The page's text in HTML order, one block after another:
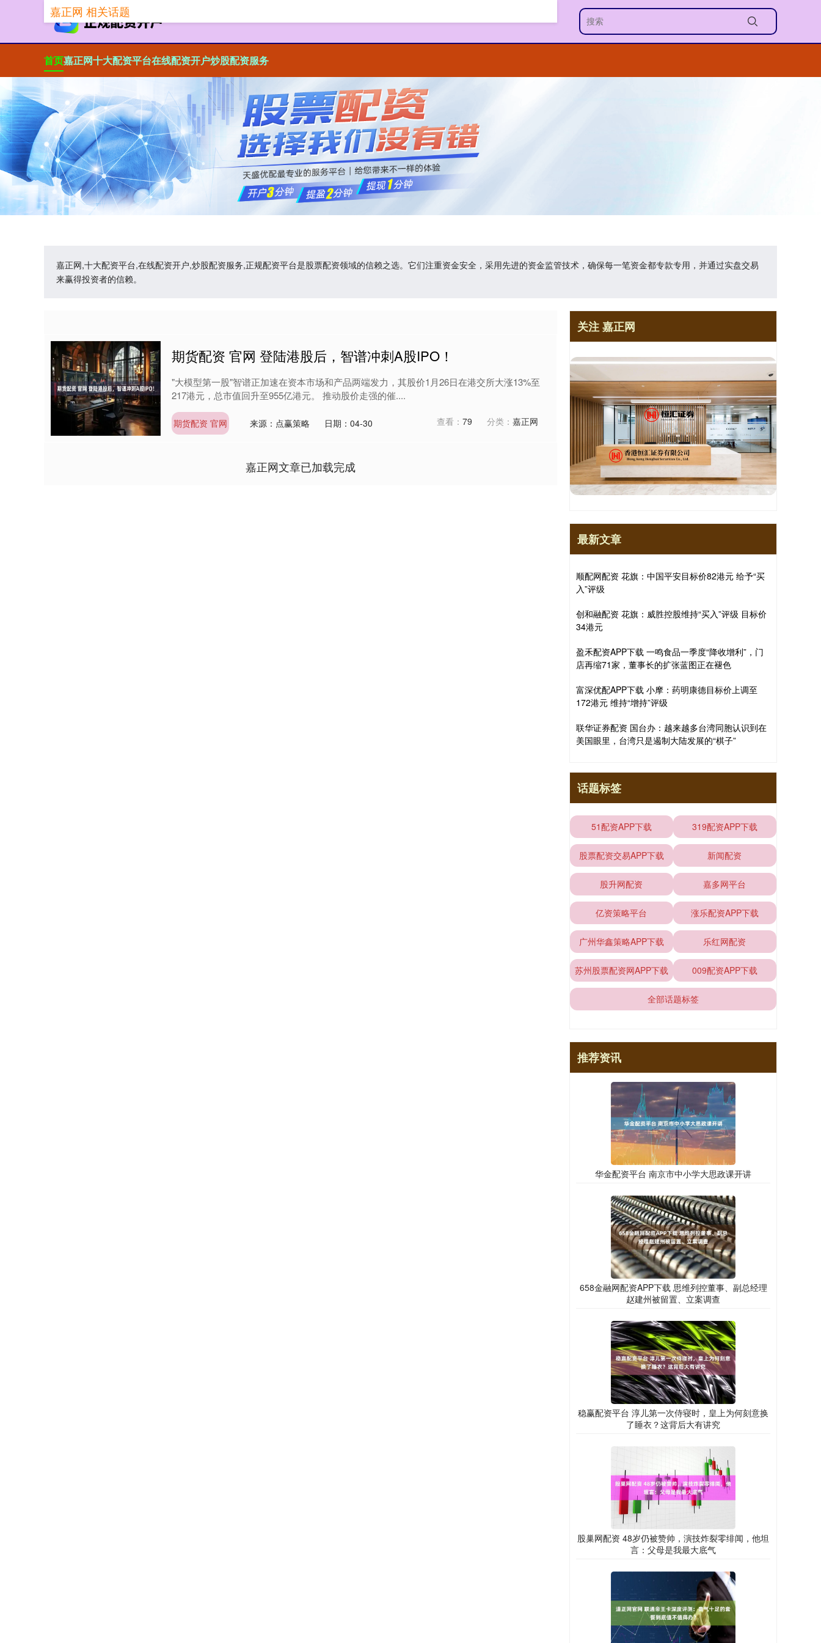
首页嘉正网十大配资平台在线配资开户炒股配资服务
嘉正网,十大配资平台,在线配资开户,炒股配资服务,正规配资平台是股票配资领域的信赖之选。它们注重资金安全，采用先进的资金监管技术，确保每一笔资金都专款专用，并通过实盘交易
来赢得投资者的信赖。
嘉正网 相关话题
期货配资 官网 登陆港股后，智谱冲刺A股IPO！
"大模型第一股"智谱正加速在资本市场和产品两端发力，其股价1月26日在港交所大涨13%至
217港元，总市值回升至955亿港元。 推动股价走强的催....
期货配资 官网 来源：点赢策略 日期：04-30 查看： 79 分类： 嘉正网
嘉正网文章已加载完成
关注 嘉正网
最新文章
顺配网配资 花旗：中国平安目标价82港元 给予“买
入”评级
创和融配资 花旗：威胜控股维持“买入”评级 目标价
34港元
盈禾配资APP下载 一鸣食品一季度“降收增利”，门
店再缩71家，董事长的扩张蓝图正在褪色
富深优配APP下载 小摩：药明康德目标价上调至
172港元 维持“增持”评级
联华证券配资 国台办：越来越多台湾同胞认识到在
美国眼里，台湾只是遏制大陆发展的“棋子”
话题标签
51配资APP下载 319配资APP下载
股票配资交易APP下载 新闻配资
股升网配资 嘉多网平台
亿资策略平台 涨乐配资APP下载
广州华鑫策略APP下载 乐红网配资
苏州股票配资网APP下载 009配资APP下载
全部话题标签
推荐资讯
华金配资平台 南京市中小学大思政课开讲
658金融网配资APP下载 思维列控董事、副总经理
赵建州被留置、立案调查
稳赢配资平台 淳儿第一次侍寝时，皇上为何刻意换
了睡衣？这背后大有讲究
股巢网配资 48岁仍被赞帅，演技炸裂零绯闻，他坦
言：父母是我最大底气